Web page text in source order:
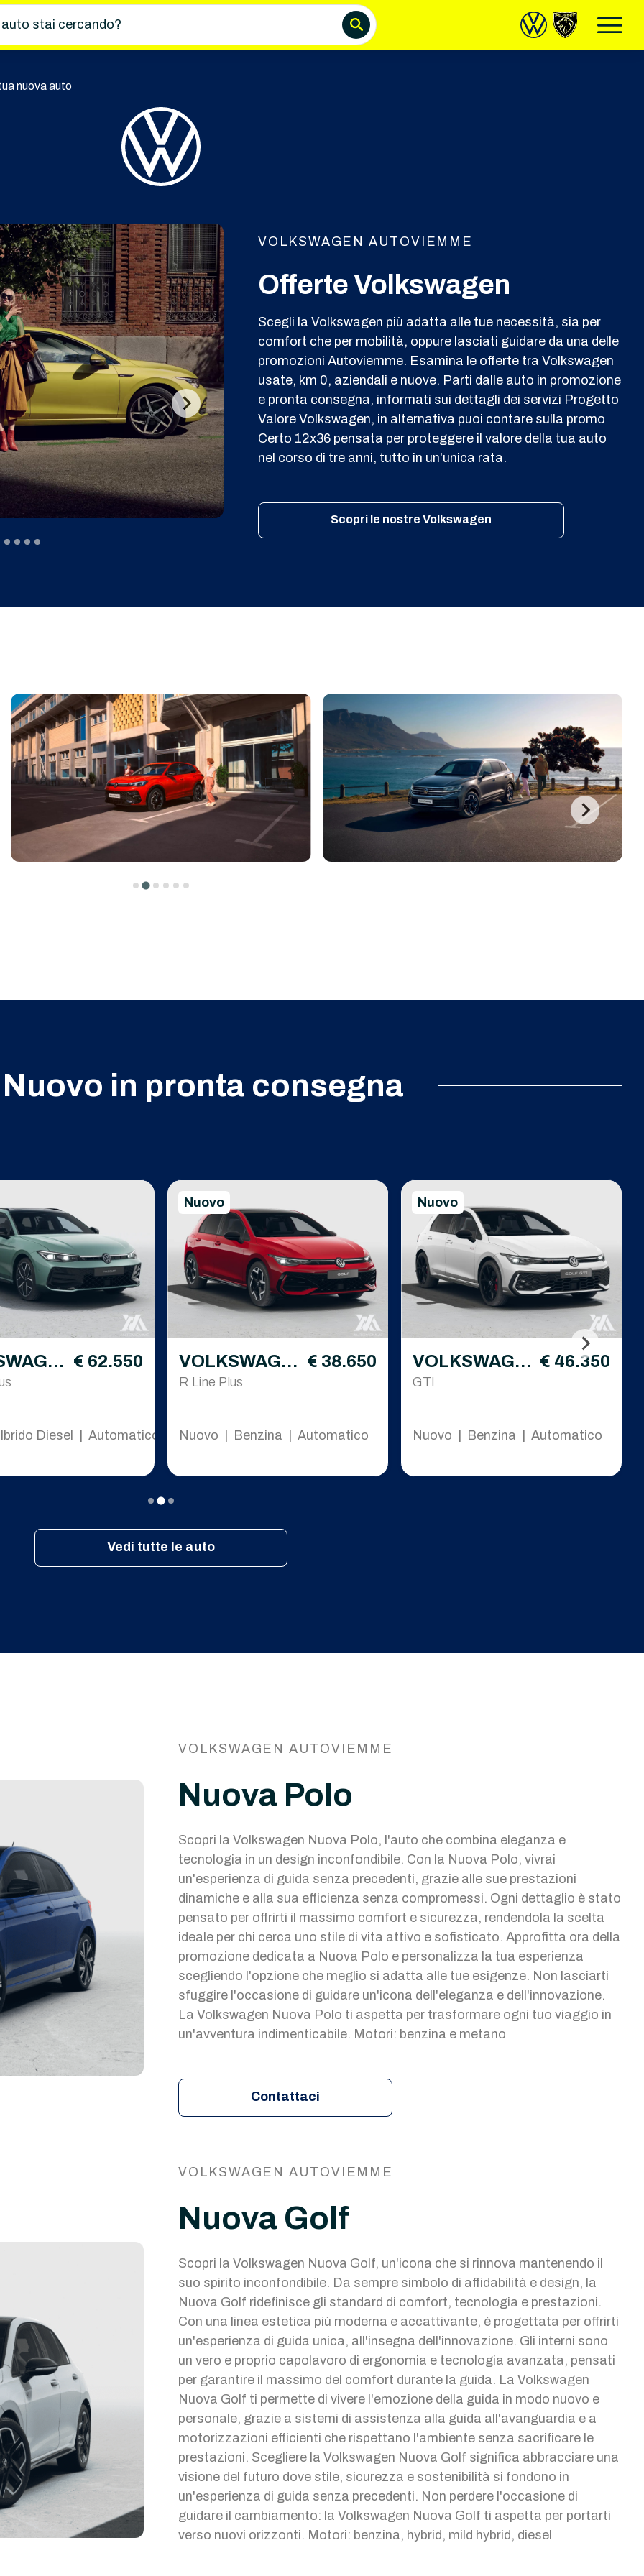
auto stai cercando?
nuova auto
VOLKSWAGEN AUTOVIEMME
Offerte Volkswagen
Scegli la Volkswagen più adatta alle tue necessità, sia per
comfort che per mobilità, oppure lasciati guidare da una delle
promozioni Autoviemme. Esamina le offerte tra Volkswagen
usate, km 0, aziendali e nuove. Parti dalle auto in promozione
e pronta consegna, informati sui dettagli dei servizi Progetto
Valore Volkswagen, in alternativa puoi contare sulla promo
Certo 12x36 pensata per proteggere il valore della tua auto
nel corso di tre anni, tutto in un'unica rata.
Scopri le nostre Volkswagen
Nuovo in pronta consegna
€ 62.550
Diesel | Automatico
Nuovo
VOLKSWAGE
N Golf
R Line Plus
€ 38.650
Nuovo | Benzina | Automatico
Nuovo
VOLKSWAGE
N Golf
GTI
€ 46.350
Nuovo | Benzina | Automatico
Vedi tutte le auto
VOLKSWAGEN AUTOVIEMME
Nuova Polo
Scopri la Volkswagen Nuova Polo, l'auto che combina eleganza e
tecnologia in un design inconfondibile. Con la Nuova Polo, vivrai
un'esperienza di guida senza precedenti, grazie alle sue prestazioni
dinamiche e alla sua efficienza senza compromessi. Ogni dettaglio è stato
pensato per offrirti il massimo comfort e sicurezza, rendendola la scelta
ideale per chi cerca uno stile di vita attivo e sofisticato. Approfitta ora della
promozione dedicata a Nuova Polo e personalizza la tua esperienza
scegliendo l'opzione che meglio si adatta alle tue esigenze. Non lasciarti
sfuggire l'occasione di guidare un'icona dell'eleganza e dell'innovazione.
La Volkswagen Nuova Polo ti aspetta per trasformare ogni tuo viaggio in
un'avventura indimenticabile. Motori: benzina e metano
Contattaci
VOLKSWAGEN AUTOVIEMME
Nuova Golf
Scopri la Volkswagen Nuova Golf, un'icona che si rinnova mantenendo il
suo spirito inconfondibile. Da sempre simbolo di affidabilità e design, la
Nuova Golf ridefinisce gli standard di comfort, tecnologia e prestazioni.
Con una linea estetica più moderna e accattivante, è progettata per offrirti
un'esperienza di guida unica, all'insegna dell'innovazione. Gli interni sono
un vero e proprio capolavoro di ergonomia e tecnologia avanzata, pensati
per garantire il massimo del comfort durante la guida. La Volkswagen
Nuova Golf ti permette di vivere l'emozione della guida in modo nuovo e
personale, grazie a sistemi di assistenza alla guida all'avanguardia e a
motorizzazioni efficienti che rispettano l'ambiente senza sacrificare le
prestazioni. Scegliere la Volkswagen Nuova Golf significa abbracciare una
visione del futuro dove stile, sicurezza e sostenibilità si fondono in
un'esperienza di guida senza precedenti. Non perdere l'occasione di
guidare il cambiamento: la Volkswagen Nuova Golf ti aspetta per portarti
verso nuovi orizzonti. Motori: benzina, hybrid, mild hybrid, diesel